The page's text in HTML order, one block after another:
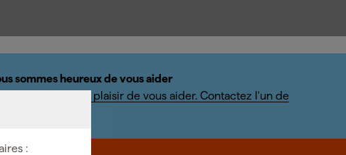
:
sommes heureux de vous aider
nous ferons un plaisir de vous aider. Contactez l'un de